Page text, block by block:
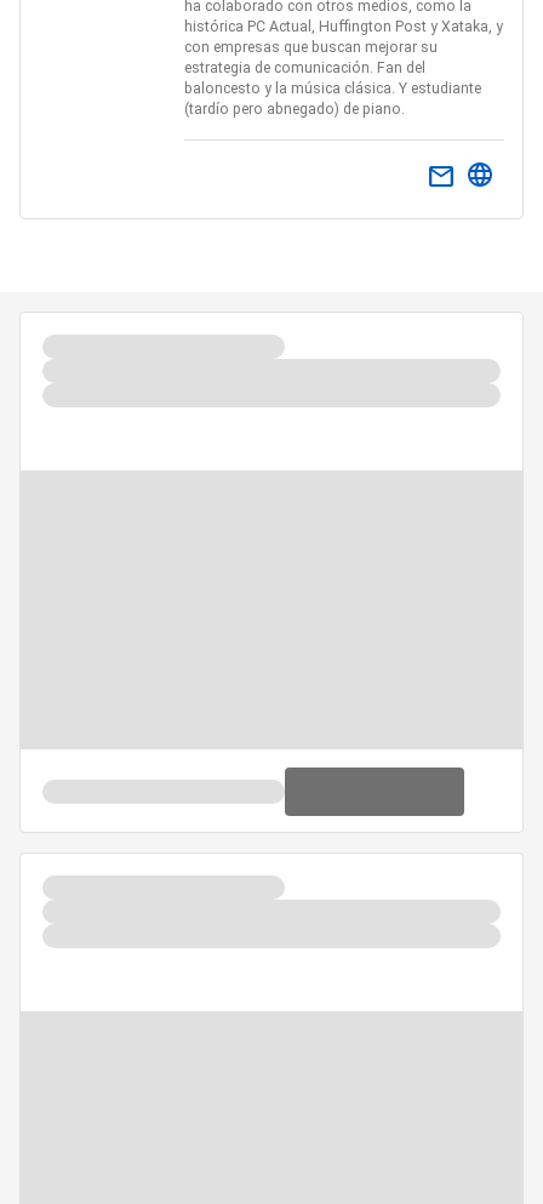
ha colaborado con otros medios, como la
histórica PC Actual, Huffington Post y Xataka, y
con empresas que buscan mejorar su
estrategia de comunicación. Fan del
baloncesto y la música clásica. Y estudiante
(tardío pero abnegado) de piano.
email